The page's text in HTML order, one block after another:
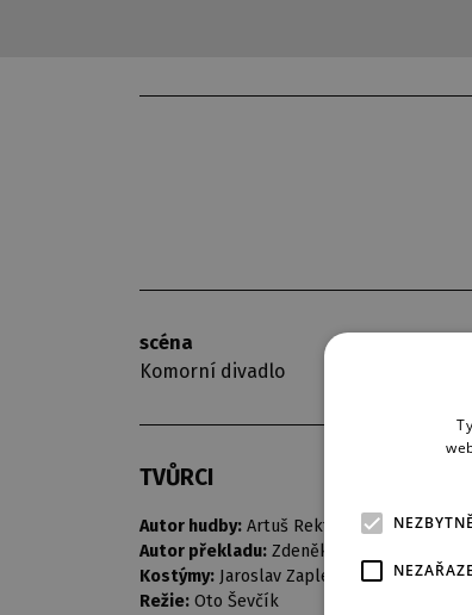
scéna
Komorní divadlo
TVŮRCI
Autor hudby: Artuš Rektorys
Autor překladu: Zdeněk Mahler
Kostýmy: Jaroslav Zapletal
Režie: Oto Ševčík